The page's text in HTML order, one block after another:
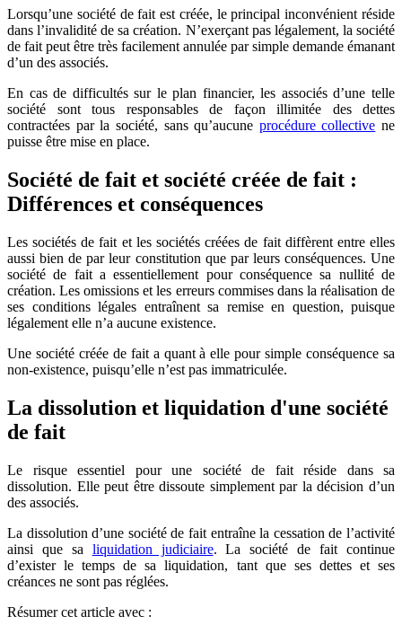
Lorsqu’une société de fait est créée, le principal inconvénient réside
dans l’invalidité de sa création. N’exerçant pas légalement, la société
de fait peut être très facilement annulée par simple demande émanant
d’un des associés.
En cas de difficultés sur le plan financier, les associés d’une telle
société sont tous responsables de façon illimitée des dettes
contractées par la société, sans qu’aucune procédure collective ne
puisse être mise en place.
Société de fait et société créée de fait :
Différences et conséquences
Les sociétés de fait et les sociétés créées de fait diffèrent entre elles
aussi bien de par leur constitution que par leurs conséquences. Une
société de fait a essentiellement pour conséquence sa nullité de
création. Les omissions et les erreurs commises dans la réalisation de
ses conditions légales entraînent sa remise en question, puisque
légalement elle n’a aucune existence.
Une société créée de fait a quant à elle pour simple conséquence sa
non-existence, puisqu’elle n’est pas immatriculée.
La dissolution et liquidation d'une société
de fait
Le risque essentiel pour une société de fait réside dans sa
dissolution. Elle peut être dissoute simplement par la décision d’un
des associés.
La dissolution d’une société de fait entraîne la cessation de l’activité
ainsi que sa liquidation judiciaire. La société de fait continue
d’exister le temps de sa liquidation, tant que ses dettes et ses
créances ne sont pas réglées.
Résumercet article avec :